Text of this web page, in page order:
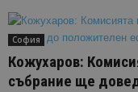
София
Кожухаров:
събрание ще